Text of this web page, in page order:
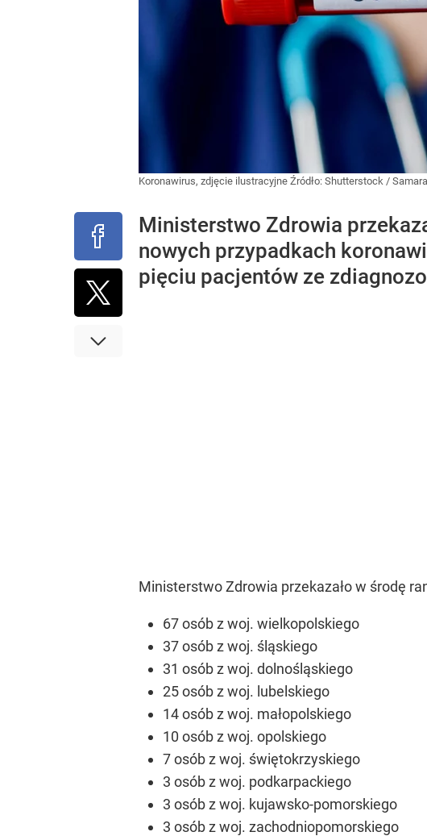
Koronawirus, zdjęcie ilustracyjne Źródło: Shutterstock /
Ministerstwo Zdrowia
nowych przypadkach
pięciu pacjentów ze
Ministerstwo Zdrowia przekazało w środę
67 osób z woj. wielkopolskiego
37 osób z woj. śląskiego
31 osób z woj. dolnośląskiego
25 osób z woj. lubelskiego
14 osób z woj. małopolskiego
10 osób z woj. opolskiego
7 osób z woj. świętokrzyskiego
3 osób z woj. podkarpackiego
3 osób z woj. kujawsko-pomorskiego
3 osób z woj. zachodniopomorskiego